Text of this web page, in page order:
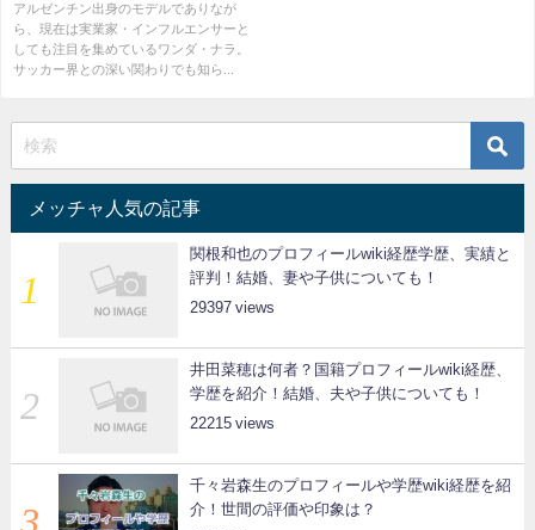
話題が尽きない理由とは
アルゼンチン出身のモデルでありなが
ら、現在は実業家・インフルエンサーと
しても注目を集めているワンダ・ナラ。
サッカー界との深い関わりでも知ら...
メッチャ人気の記事
関根和也のプロフィールwiki経歴学歴、実績と
評判！結婚、妻や子供についても！
29397
井田菜穂は何者？国籍プロフィールwiki経歴、
学歴を紹介！結婚、夫や子供についても！
22215
千々岩森生のプロフィールや学歴wiki経歴を紹
介！世間の評価や印象は？